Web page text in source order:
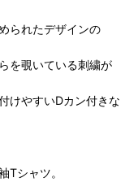
られたデザインの
を覗いている刺繍が
けやすいDカン付きな
Tシャツ。